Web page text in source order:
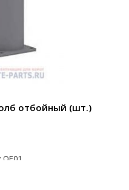
отбойный (шт.)
OE01